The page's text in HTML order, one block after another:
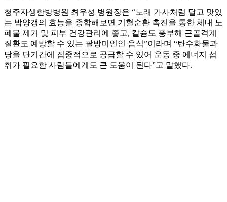
청주자생한방병원 최우성 병원장은 “노래 가사처럼 달고 맛있
는 밤양갱의 효능을 종합해보면 기혈순환 촉진을 통한 체내 노
폐물 제거 및 피부 건강관리에 좋고, 칼슘도 풍부해 근골격계
질환도 예방할 수 있는 팔방미인인 음식”이라며 “탄수화물과
당을 단기간에 집중적으로 공급할 수 있어 운동 중 에너지 섭
취가 필요한 사람들에게도 큰 도움이 된다”고 말했다.